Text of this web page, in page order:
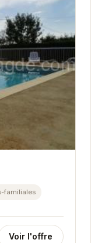
familiales
Voir l'offre